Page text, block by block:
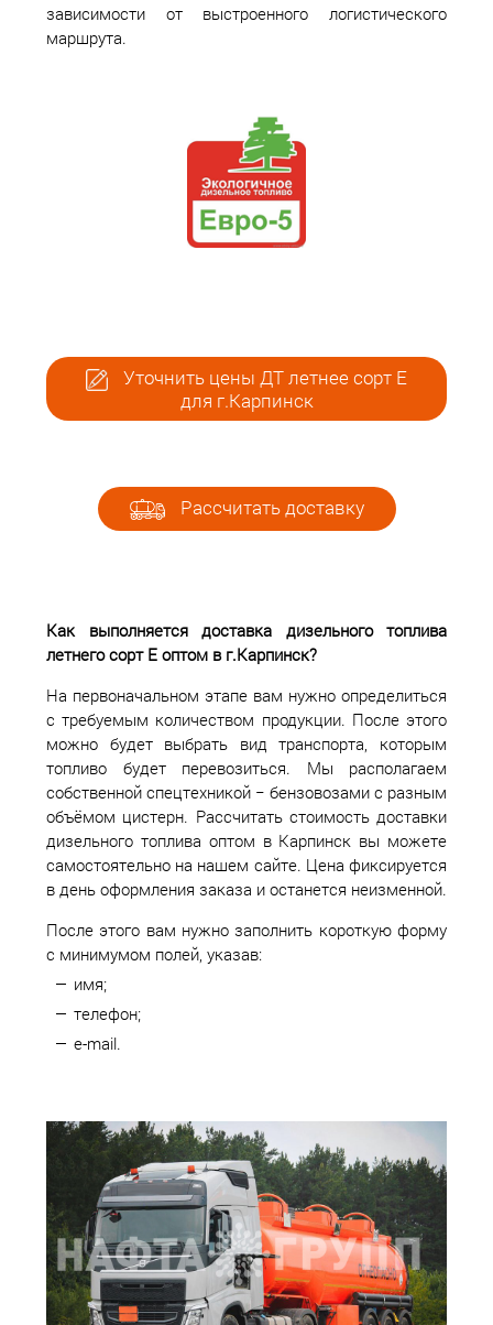
зависимости от выстроенного логистического
маршрута.
Уточнить цены ДТ летнее сорт Е
для г.Карпинск
Рассчитать доставку
Как выполняется доставка дизельного топлива
летнего сорт Е оптом в г.Карпинск?
На первоначальном этапе вам нужно определиться
с требуемым количеством продукции. После этого
можно будет выбрать вид транспорта, которым
топливо будет перевозиться. Мы располагаем
собственной спецтехникой − бензовозами с разным
объёмом цистерн. Рассчитать стоимость доставки
дизельного топлива оптом в Карпинск вы можете
самостоятельно на нашем сайте. Цена фиксируется
в день оформления заказа и останется неизменной.
После этого вам нужно заполнить короткую форму
с минимумом полей, указав:
имя;
телефон;
e-mail.